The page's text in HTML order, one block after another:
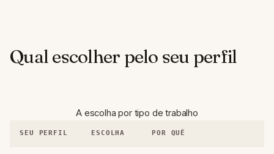
Qual escolher pelo seu perfil
A escolha por tipo de trabalho
SEU PERFIL ESCOLHA POR QUÊ